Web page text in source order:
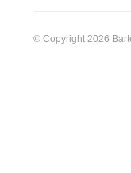
© Copyright 2026